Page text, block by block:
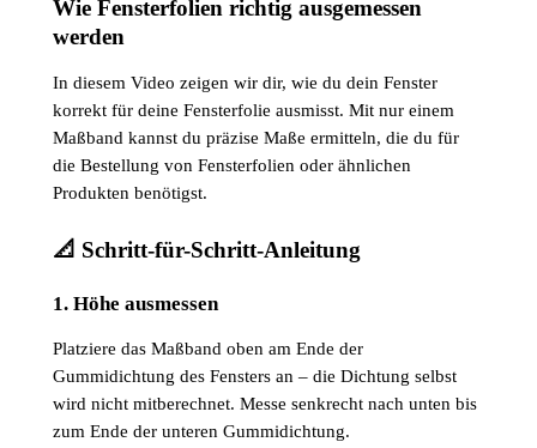
Wie Fensterfolien richtig ausgemessen
werden
In diesem Video zeigen wir dir, wie du dein Fenster
korrekt für deine Fensterfolie ausmisst. Mit nur einem
Maßband kannst du präzise Maße ermitteln, die du für
die Bestellung von Fensterfolien oder ähnlichen
Produkten benötigst.
📐 Schritt-für-Schritt-Anleitung
1. Höhe ausmessen
Platziere das Maßband oben am Ende der
Gummidichtung des Fensters an – die Dichtung selbst
wird nicht mitberechnet. Messe senkrecht nach unten bis
zum Ende der unteren Gummidichtung.